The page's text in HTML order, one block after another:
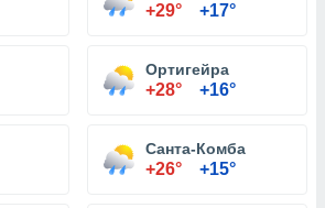
+29° +17°
Ортигейра
+28° +16°
Санта-Комба
+26° +15°